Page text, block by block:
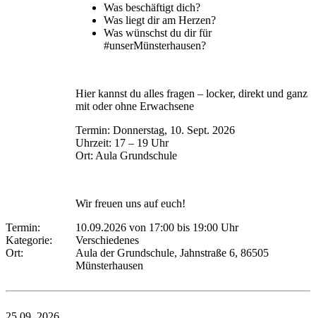
Was beschäftigt dich?
Was liegt dir am Herzen?
Was wünschst du dir für
#unserMünsterhausen?
Hier kannst du alles fragen – locker, direkt und ganz
mit oder ohne Erwachsene
Termin: Donnerstag, 10. Sept. 2026
Uhrzeit: 17 – 19 Uhr
Ort: Aula Grundschule
Wir freuen uns auf euch!
Termin:
10.09.2026 von 17:00 bis 19:00 Uhr
Kategorie:
Verschiedenes
Ort:
Aula der Grundschule, Jahnstraße 6, 86505
Münsterhausen